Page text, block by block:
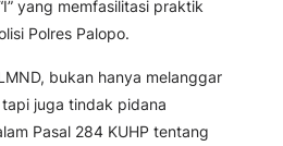
yang memfasilitasi praktik
Polres Palopo.
bukan hanya melanggar
juga tindak pidana
Pasal 284 KUHP tentang